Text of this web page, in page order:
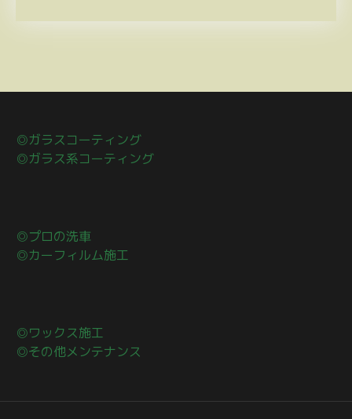
◎ガラスコーティング
◎ガラス系コーティング
◎プロの洗車
◎カーフィルム施工
◎ワックス施工
◎その他メンテナンス